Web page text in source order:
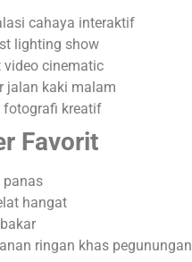
cahaya interaktif
lighting show
video cinematic
jalan kaki malam
fotografi kreatif
Favorit
panas
hangat
ringan khas pegunungan